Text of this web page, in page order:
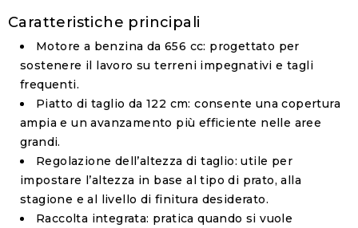
Caratteristiche principali
Motore a benzina da 656 cc: progettato per
sostenere il lavoro su terreni impegnativi e tagli
frequenti.
Piatto di taglio da 122 cm: consente una copertura
ampia e un avanzamento più efficiente nelle aree
grandi.
Regolazione dell’altezza di taglio: utile per
impostare l’altezza in base al tipo di prato, alla
stagione e al livello di finitura desiderato.
Raccolta integrata: pratica quando si vuole